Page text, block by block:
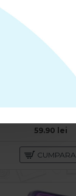
59.90 lei
CUMPARA